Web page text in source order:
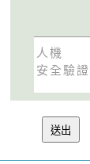
人機
安全驗證